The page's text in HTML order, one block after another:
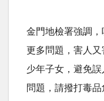
金門地檢署強調
更多問題，害人
少年子女，避免
問題，請撥打毒品